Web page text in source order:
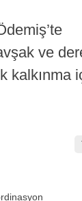
ve
kalkınma